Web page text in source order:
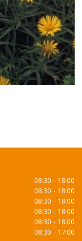
08:30 - 18:00
08:30 - 18:00
08:30 - 18:00
08:30 - 18:00
08:30 - 18:00
08:30 - 17:00